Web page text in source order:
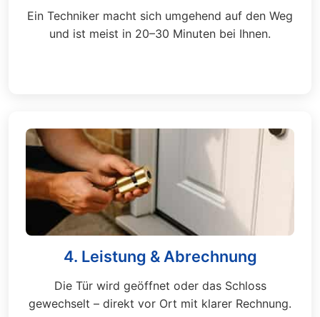
Ein Techniker macht sich umgehend auf den Weg
und ist meist in 20–30 Minuten bei Ihnen.
4. Leistung & Abrechnung
Die Tür wird geöffnet oder das Schloss
gewechselt – direkt vor Ort mit klarer Rechnung.